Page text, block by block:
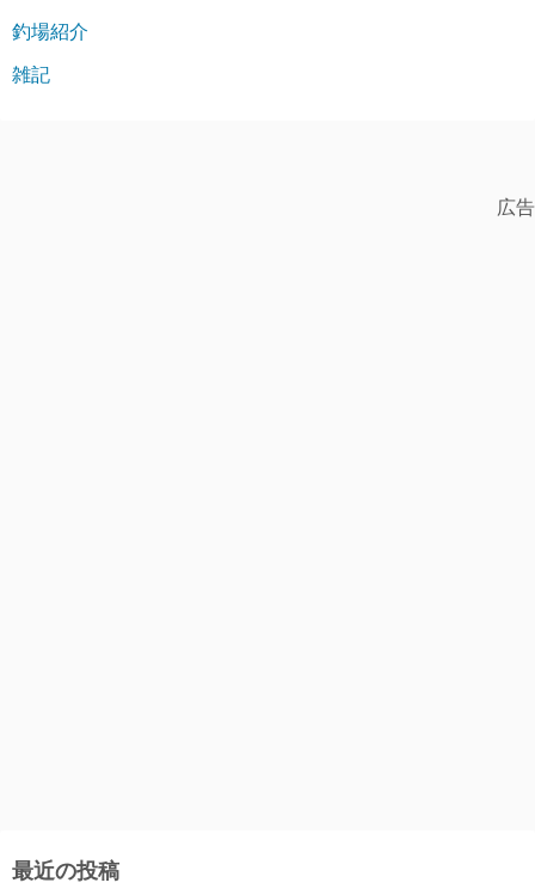
釣場紹介
雑記
広告
最近の投稿